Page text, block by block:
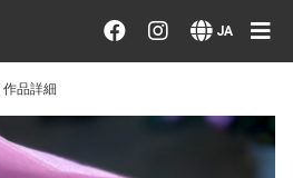
JA
注文する・探す
せ注文
オーダー作品
作品詳細